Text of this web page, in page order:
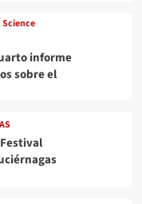
Science
informe
sobre el